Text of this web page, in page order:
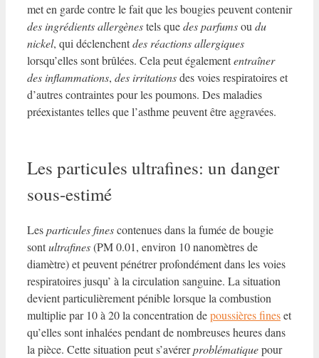
met en garde contre le fait que les bougies peuvent contenir
des ingrédients allergènestels quedes parfumsou du
nickel, qui déclenchentdes réactions allergiques
lorsqu’elles sont brûlées. Cela peut égalemententraîner
des inflammations, des irritationsdes voies respiratoires et
d’autres contraintes pour les poumons. Des maladies
préexistantes telles que l’asthme peuvent être aggravées.
Les particules ultrafines: un danger
sous-estimé
Lesparticules finescontenues dans la fumée de bougie
sontultrafines(PM 0.01, environ 10 nanomètres de
diamètre) et peuvent pénétrer profondément dans les voies
respiratoires jusqu’ à la circulation sanguine. La situation
devient particulièrement pénible lorsque la combustion
multiplie par 10 à 20 la concentration depoussières fineset
qu’elles sont inhalées pendant de nombreuses heures dans
la pièce. Cette situation peut s’avérerproblématiquepour